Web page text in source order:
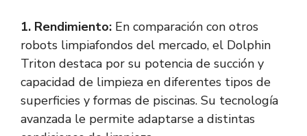
1. Rendimiento: En comparación con otros
robots limpiafondos del mercado, el Dolphin
Triton destaca por su potencia de succión y
capacidad de limpieza en diferentes tipos de
superficies y formas de piscinas. Su tecnología
avanzada le permite adaptarse a distintas